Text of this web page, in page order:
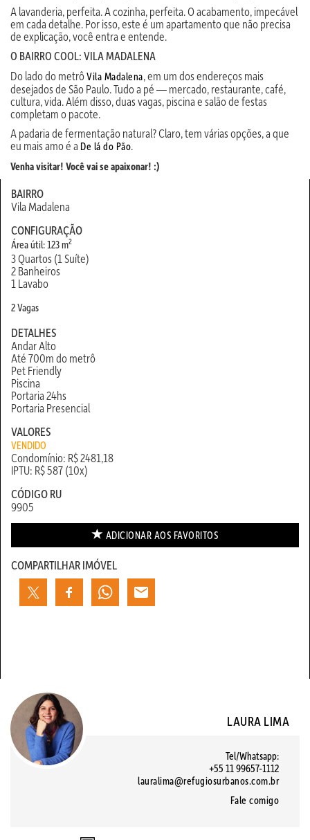
A lavanderia, perfeita. A cozinha, perfeita. O acabamento, impecável
em cada detalhe. Por isso, este é um apartamento que não precisa
de explicação, você entra e entende.
O BAIRRO COOL: VILA MADALENA
Do lado do metrôVila Madalena, em um dos endereços mais
desejados de São Paulo. Tudo a pé — mercado, restaurante, café,
cultura, vida. Além disso, duas vagas, piscina e salão de festas
completam o pacote.
A padaria de fermentação natural? Claro, tem várias opções, a que
eu mais amo é a De lá do Pão.
Venha visitar! Você vai se apaixonar! :)
BAIRRO
Vila Madalena
CONFIGURAÇÃO
Área útil: 123 m2
3 Quartos (1 Suíte)
2 Banheiros
1 Lavabo
2 Vagas
DETALHES
Andar Alto
Até 700m do metrô
Pet Friendly
Piscina
Portaria 24hs
Portaria Presencial
VALORES
VENDIDO
Condomínio: R$ 2481,18
IPTU: R$ 587 (10x)
CÓDIGO RU
9905
ADICIONAR AOS FAVORITOS
COMPARTILHAR IMÓVEL
LAURA LIMA
Tel/Whatsapp:
+55 11 99657-1112
lauralima@refugiosurbanos.com.br
Fale comigo